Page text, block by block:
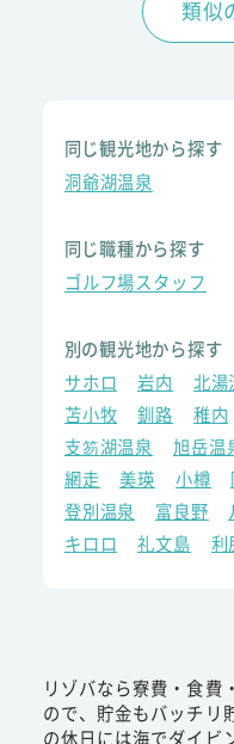
類似
同じ観光地から探す
洞爺湖温泉
同じ職種から探す
ゴルフ場スタッフ
別の観光地から探す
サホロ
岩内 北湯
苫小牧
釧路 稚内
支笏湖温泉
旭岳温
網走
美瑛 小樽
登別温泉
富良野
キロロ
礼文島 利
リゾバなら寮費・食費
ので、貯金もバッチリ
の休日には海でダイビ